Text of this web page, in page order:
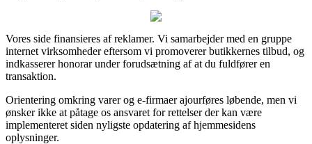
Vores side finansieres af reklamer. Vi samarbejder med en gruppe
internet virksomheder eftersom vi promoverer butikkernes tilbud, og
indkasserer honorar under forudsætning af at du fuldfører en
transaktion.
Orientering omkring varer og e-firmaer ajourføres løbende, men vi
ønsker ikke at påtage os ansvaret for rettelser der kan være
implementeret siden nyligste opdatering af hjemmesidens
oplysninger.